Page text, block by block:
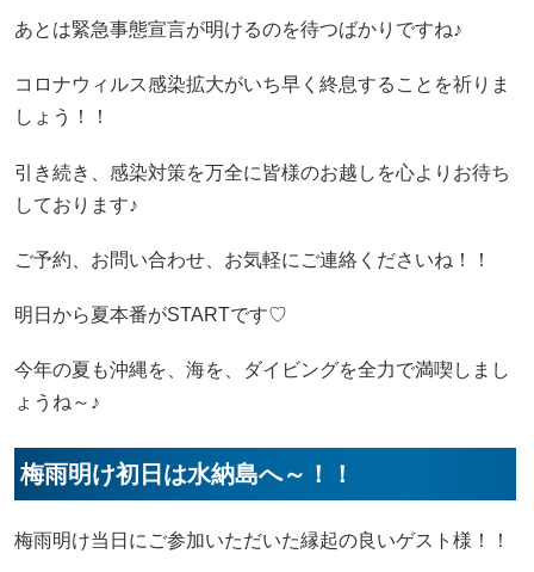
あとは緊急事態宣言が明けるのを待つばかりですね♪
コロナウィルス感染拡大がいち早く終息することを祈りま
しょう！！
引き続き、感染対策を万全に皆様のお越しを心よりお待ち
しております♪
ご予約、お問い合わせ、お気軽にご連絡くださいね！！
明日から夏本番がSTARTです♡
今年の夏も沖縄を、海を、ダイビングを全力で満喫しまし
ょうね～♪
梅雨明け初日は水納島へ～！！
梅雨明け当日にご参加いただいた縁起の良いゲスト様！！